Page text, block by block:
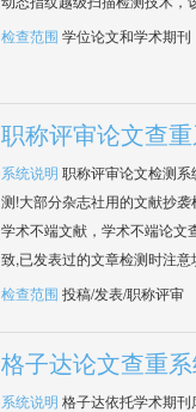
检查范围 学位论文和学术期刊
职称评审论文查
系统说明 职称评审论文检测
测!大部分杂志社用的文献抄
学术不端文献，学术不端论文
致,已发表过的文章检测时注
检查范围 投稿/发表/职称评审
格子达论文查重
系统说明 格子达依托学术期